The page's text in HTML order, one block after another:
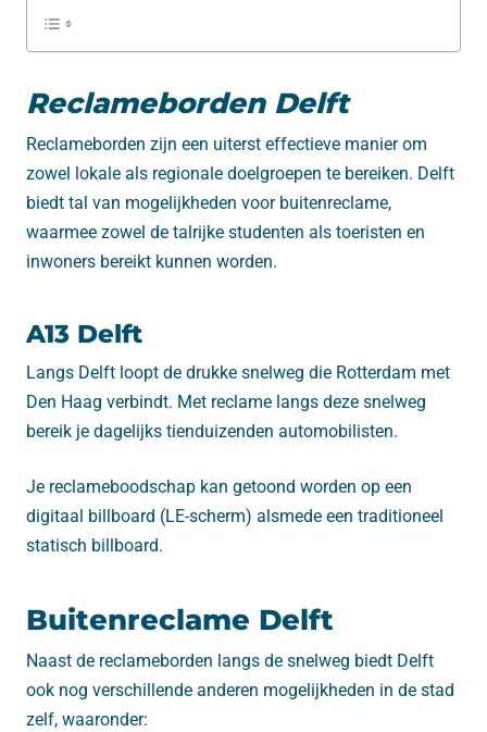
Reclameborden Delft
Reclameborden zijn een uiterst effectieve manier om
zowel lokale als regionale doelgroepen te bereiken. Delft
biedt tal van mogelijkheden voor buitenreclame,
waarmee zowel de talrijke studenten als toeristen en
inwoners bereikt kunnen worden.
A13 Delft
Langs Delft loopt de drukke snelweg die Rotterdam met
Den Haag verbindt. Met reclame langs deze snelweg
bereik je dagelijks tienduizenden automobilisten.
Je reclameboodschap kan getoond worden op een
digitaal billboard (LE-scherm) alsmede een traditioneel
statisch billboard.
Buitenreclame Delft
Naast de reclameborden langs de snelweg biedt Delft
ook nog verschillende anderen mogelijkheden in de stad
zelf, waaronder: